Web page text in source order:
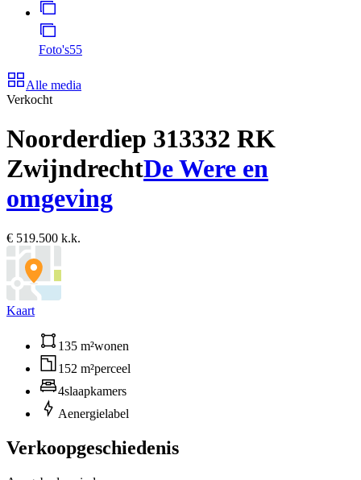
Foto's55
Alle media
Verkocht
Noorderdiep 313332 RK
ZwijndrechtDe Were en
omgeving
€ 519.500 k.k.
Kaart
135 m²wonen
152 m²perceel
4slaapkamers
Aenergielabel
Verkoopgeschiedenis